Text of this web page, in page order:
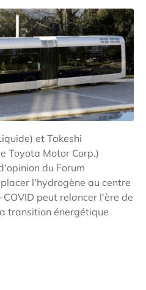
et Takeshi
Toyota Motor Corp.)
du Forum
l'hydrogène au centre
peut relancer l'ère de
transition énergétique